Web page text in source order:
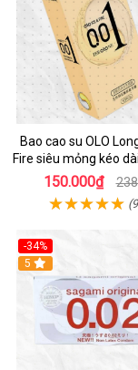
Bao cao su OLO
Fire siêu mỏng kéo
an toàn
150.000₫
-34%
Hot
5